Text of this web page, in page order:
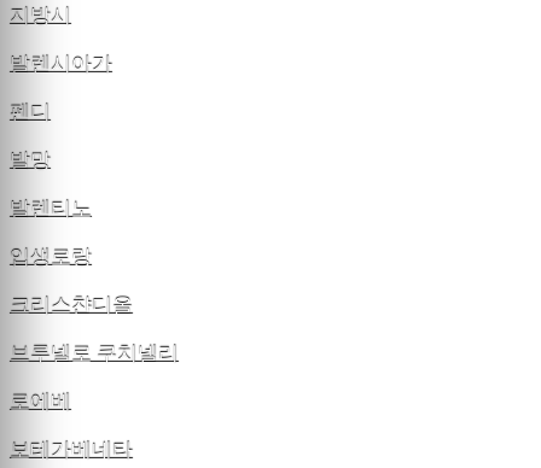
지방시
발렌시아가
펜디
발망
발렌티노
입생로랑
크리스챤디올
브루넬로 쿠치넬리
로에베
보테가베네타